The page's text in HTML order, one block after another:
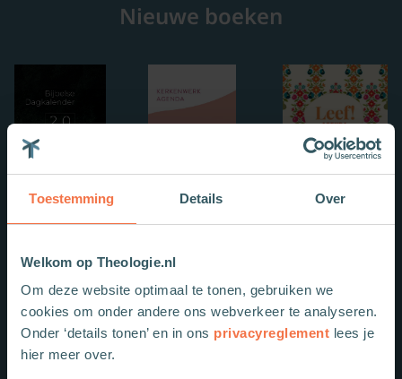
Toestemming Details Over
Welkom op Theologie.nl
Om deze website optimaal te tonen, gebruiken we
cookies om onder andere ons webverkeer te analyseren.
Onder ‘details tonen’ en in ons privacyreglement lees je
hier meer over.
Nieuwe boeken